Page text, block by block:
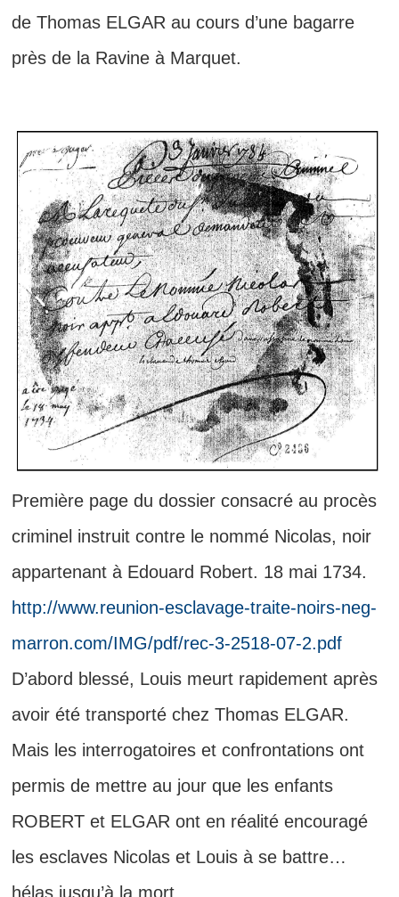
de Thomas ELGAR au cours d’une bagarre
près de la Ravine à Marquet.
Première page du dossier consacré au procès
criminel instruit contre le nommé Nicolas, noir
appartenant à Edouard Robert. 18 mai 1734.
http://www.reunion-esclavage-traite-noirs-neg-
marron.com/IMG/pdf/rec-3-2518-07-2.pdf
D’abord blessé, Louis meurt rapidement après
avoir été transporté chez Thomas ELGAR.
Mais les interrogatoires et confrontations ont
permis de mettre au jour que les enfants
ROBERT et ELGAR ont en réalité encouragé
les esclaves Nicolas et Louis à se battre…
hélas jusqu’à la mort.